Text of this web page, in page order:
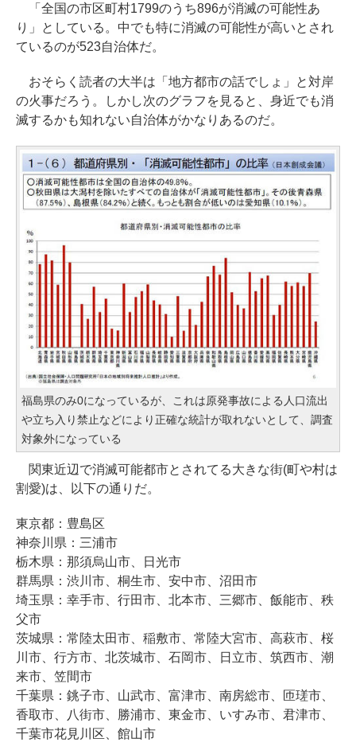
「全国の市区町村1799のうち896が消滅の可能性あ
り」としている。中でも特に消滅の可能性が高いとされ
ているのが523自治体だ。
おそらく読者の大半は「地方都市の話でしょ」と対岸
の火事だろう。しかし次のグラフを見ると、身近でも消
滅するかも知れない自治体がかなりあるのだ。
福島県のみ0になっているが、これは原発事故による人口流出
や立ち入り禁止などにより正確な統計が取れないとして、調査
対象外になっている
関東近辺で消滅可能都市とされてる大きな街(町や村は
割愛)は、以下の通りだ。
東京都：豊島区
神奈川県：三浦市
栃木県：那須烏山市、日光市
群馬県：渋川市、桐生市、安中市、沼田市
埼玉県：幸手市、行田市、北本市、三郷市、飯能市、秩
父市
茨城県：常陸太田市、稲敷市、常陸大宮市、高萩市、桜
川市、行方市、北茨城市、石岡市、日立市、筑西市、潮
来市、笠間市
千葉県：銚子市、山武市、富津市、南房総市、匝瑳市、
香取市、八街市、勝浦市、東金市、いすみ市、君津市、
千葉市花見川区、館山市